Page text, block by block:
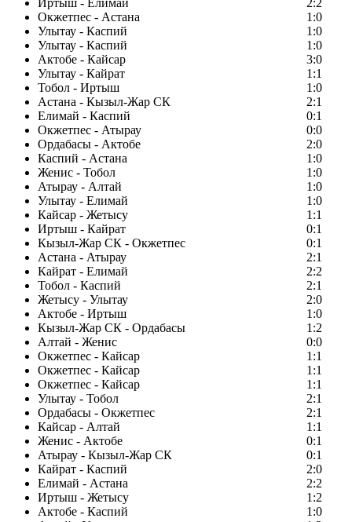
Иртыш - Елимай
2:2
Окжетпес - Астана
1:0
Улытау - Каспий
1:0
Улытау - Каспий
1:0
Актобе - Кайсар
3:0
Улытау - Кайрат
1:1
Тобол - Иртыш
1:0
Астана - Кызыл-Жар СК
2:1
Елимай - Каспий
0:1
Окжетпес - Атырау
0:0
Ордабасы - Актобе
2:0
Каспий - Астана
1:0
Женис - Тобол
1:0
Атырау - Алтай
1:0
Улытау - Елимай
1:0
Кайсар - Жетысу
1:1
Иртыш - Кайрат
0:1
Кызыл-Жар СК - Окжетпес
0:1
Астана - Атырау
2:1
Кайрат - Елимай
2:2
Тобол - Каспий
2:1
Жетысу - Улытау
2:0
Актобе - Иртыш
1:0
Кызыл-Жар СК - Ордабасы
1:2
Алтай - Женис
0:0
Окжетпес - Кайсар
1:1
Окжетпес - Кайсар
1:1
Окжетпес - Кайсар
1:1
Улытау - Тобол
2:1
Ордабасы - Окжетпес
2:1
Кайсар - Алтай
1:1
Женис - Актобе
0:1
Атырау - Кызыл-Жар СК
0:1
Кайрат - Каспий
2:0
Елимай - Астана
2:2
Иртыш - Жетысу
1:2
Актобе - Каспий
1:0